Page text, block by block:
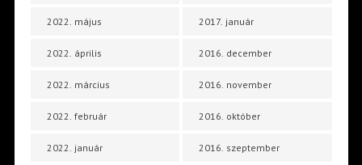
2022. május
2022. április
2022. március
2022. február
2022. január
2017. január
2016. december
2016. november
2016. október
2016. szeptember